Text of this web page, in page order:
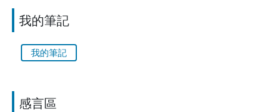
我的筆記
我的筆記
感言區